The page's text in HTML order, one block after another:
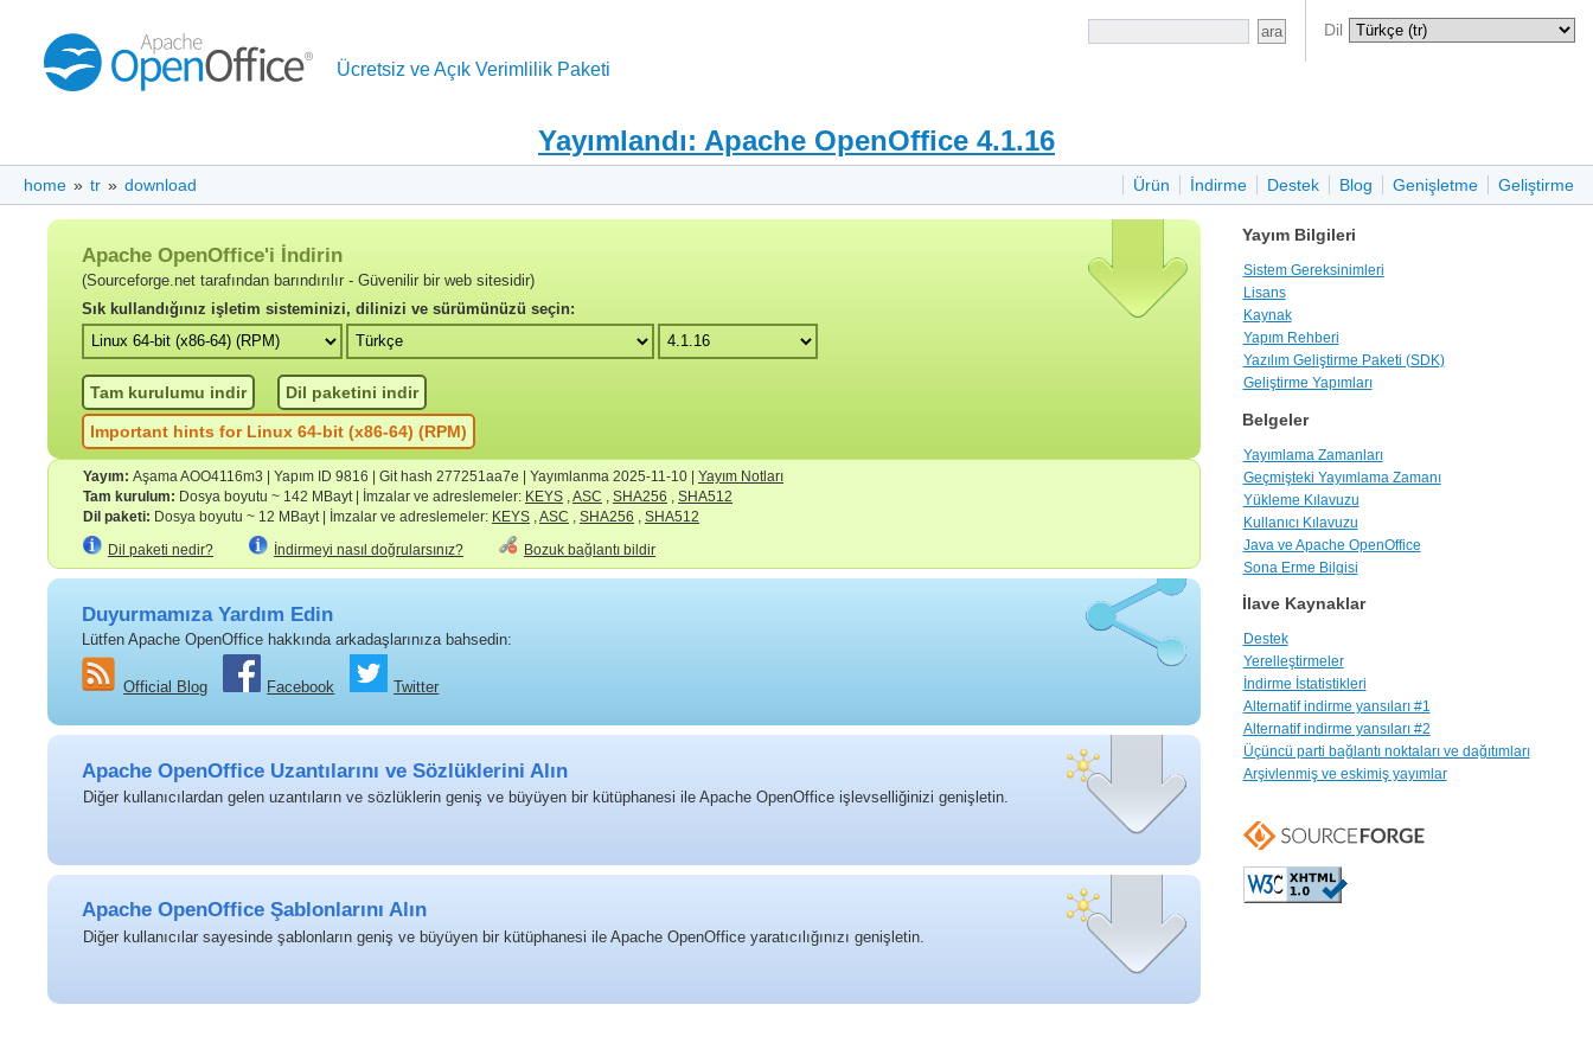
Dil
Ücretsiz ve Açık Verimlilik Paketi
Yayımlandı: Apache OpenOffice 4.1.16
Ürün İndirme Destek Blog Genişletme Geliştirme
home » tr » download
Apache OpenOffice'i İndirin
(Sourceforge.net tarafından barındırılır - Güvenilir bir web sitesidir)
Sık kullandığınız işletim sisteminizi, dilinizi ve sürümünüzü seçin:
Tam kurulumu indir Dil paketini indir
Important hints for Linux 64-bit (x86-64) (RPM)
Yayım: Aşama AOO4116m3 | Yapım ID 9816 | Git hash 277251aa7e | Yayımlanma 2025-11-10 | Yayım Notları
Tam kurulum: Dosya boyutu ~ 142 MBayt | İmzalar ve adreslemeler: KEYS, ASC SHA256
SHA512
Dil paketi: Dosya boyutu ~ 12 MBayt | İmzalar ve adreslemeler: KEYS, ASC SHA256 SHA512
Dil paketi nedir? İndirmeyi nasıl doğrularsınız? Bozuk bağlantı bildir
Duyurmamıza Yardım Edin
Lütfen Apache OpenOffice hakkında arkadaşlarınıza bahsedin:
Official Blog Facebook Twitter
Apache OpenOffice Uzantılarını ve Sözlüklerini Alın
Diğer kullanıcılardan gelen uzantıların ve sözlüklerin geniş ve büyüyen bir kütüphanesi ile Apache OpenOffice işlevselliğinizi genişletin.
Apache OpenOffice Şablonlarını Alın
Diğer kullanıcılar sayesinde şablonların geniş ve büyüyen bir kütüphanesi ile Apache OpenOffice yaratıcılığınızı genişletin.
Yayım Bilgileri
Sistem Gereksinimleri
Lisans
Kaynak
Yapım Rehberi
Yazılım Geliştirme Paketi (SDK)
Geliştirme Yapımları
Belgeler
Yayımlama Zamanları
Geçmişteki Yayımlama Zamanı
Yükleme Kılavuzu
Kullanıcı Kılavuzu
Java ve Apache OpenOffice
Sona Erme Bilgisi
İlave Kaynaklar
Destek
Yerelleştirmeler
İndirme İstatistikleri
Alternatif indirme yansıları #1
Alternatif indirme yansıları #2
Üçüncü parti bağlantı noktaları ve dağıtımları
Arşivlenmiş ve eskimiş yayımlar